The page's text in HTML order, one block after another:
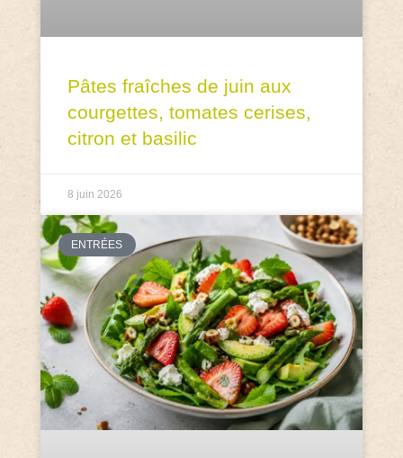
Pâtes fraîches de juin aux
courgettes, tomates cerises,
citron et basilic
8 juin 2026
ENTRÉES